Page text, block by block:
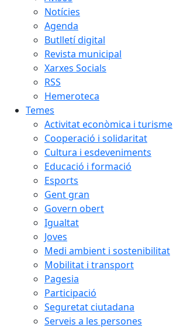
Notícies
Agenda
Butlletí digital
Revista municipal
Xarxes Socials
RSS
Hemeroteca
Temes
Activitat econòmica i turisme
Cooperació i solidaritat
Cultura i esdeveniments
Educació i formació
Esports
Gent gran
Govern obert
Igualtat
Joves
Medi ambient i sostenibilitat
Mobilitat i transport
Pagesia
Participació
Seguretat ciutadana
Serveis a les persones